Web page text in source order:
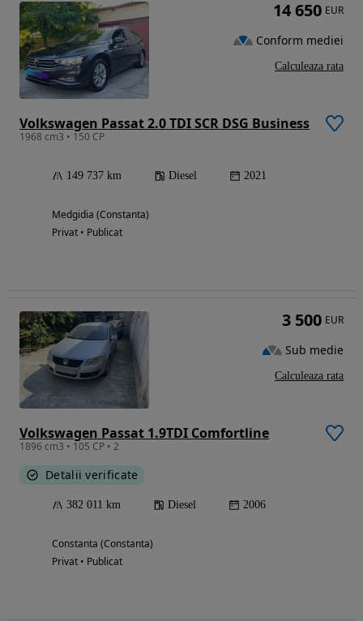
Volkswagen Passat 2.0 TDI SCR DSG Business
1968 cm3 • 150 CP
149 737 km Diesel 2021
Medgidia (Constanta)
Privat • Publicat
14 650 EUR
Conform mediei
Calculeaza rata
Volkswagen Passat 1.9TDI Comfortline
1896 cm3 • 105 CP • 2
Detalii verificate
382 011 km Diesel 2006
Constanta (Constanta)
Privat • Publicat
3 500 EUR
Sub medie
Calculeaza rata